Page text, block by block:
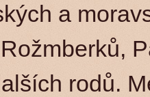
a
rodů.